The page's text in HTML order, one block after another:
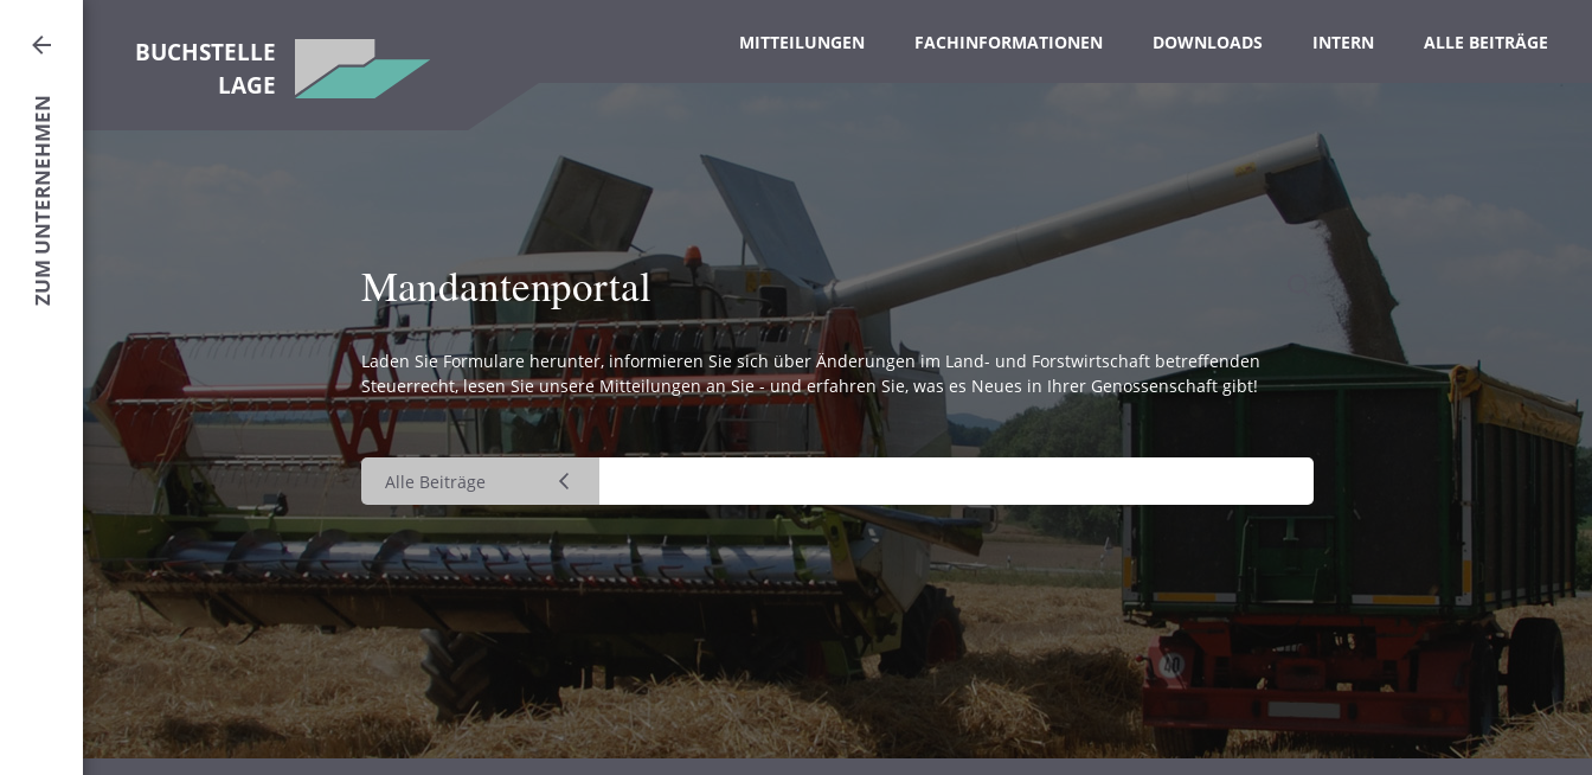
BUCHSTELLE
LAGE
MITTEILUNGEN FACHINFORMATIONEN DOWNLOADS INTERN ALLE BEITRÄGE
Mandantenportal
Laden Sie Formulare herunter, informieren Sie sich über Änderungen im Land- und Forstwirtschaft betreffenden
Steuerrecht, lesen Sie unsere Mitteilungen an Sie - und erfahren Sie, was es Neues in Ihrer Genossenschaft gibt!
Alle Beiträge